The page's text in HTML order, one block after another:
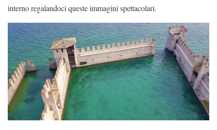
interno regalandoci queste immagini spettacolari.